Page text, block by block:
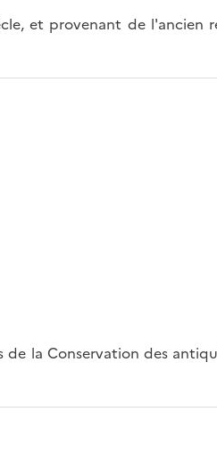
et provenant de l'ancien
de la Conservation des